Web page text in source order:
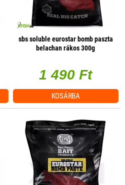
sbs soluble eurostar bomb paszta
belachan rákos 300g
1 490 Ft
KOSÁRBA